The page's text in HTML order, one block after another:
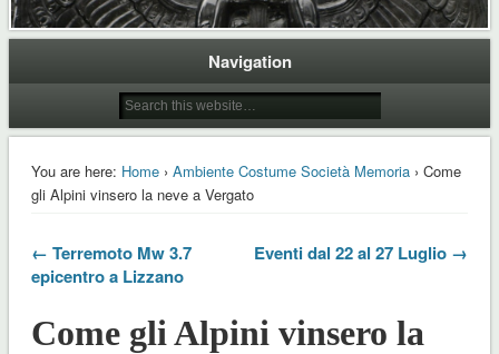
Navigation
You are here: Home› Ambiente Costume Società Memoria› Come
gli Alpini vinsero la neve a Vergato
← Terremoto Mw 3.7
epicentro a Lizzano
Eventi dal 22 al 27 Luglio →
Come gli Alpini vinsero la